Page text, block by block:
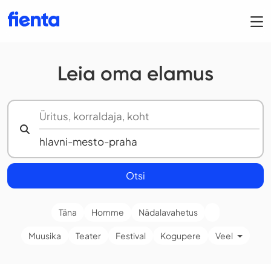
Leia oma elamus
Otsi
Täna Homme Nädalavahetus
Muusika Teater Festival Kogupere Veel